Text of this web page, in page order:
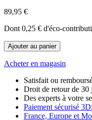
89,95 €
Dont 0,25 € d'éco-
Ajouter au panier
Acheter en magasin
Satisfait ou
Droit de retour de 30
Des experts à votre
Paiement sécurisé
France, Europe et